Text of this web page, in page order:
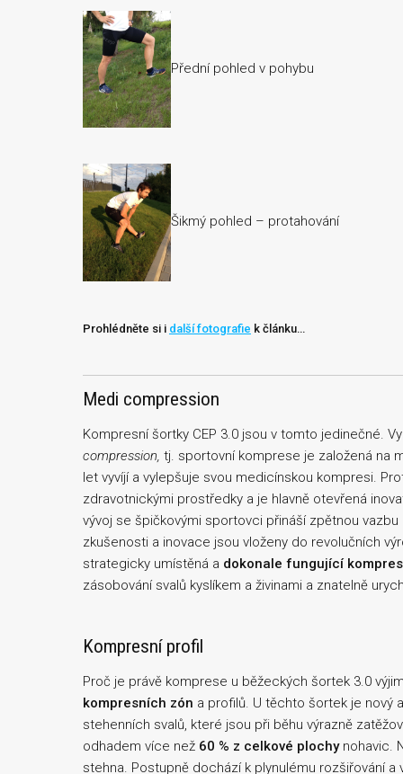
Přední pohled v pohybu
Šikmý pohled – protahování
Prohlédněte si i další fotografie k článku…
Medi compression
Kompresní šortky CEP 3.0 jsou v tomto jedinečné.
compression, tj. sportovní komprese je založená na
let vyvíjí a vylepšuje svou medicínskou kompresi.
zdravotnickými prostředky a je hlavně otevřená
vývoj se špičkovými sportovci přináší zpětnou
zkušenosti a inovace jsou vloženy do revolučních
strategicky umístěná a dokonale fungující
zásobování svalů kyslíkem a živinami a znatelně
Kompresní profil
Proč je právě komprese u běžeckých šortek 3.0
kompresních zón a profilů. U těchto šortek je nový
stehenních svalů, které jsou při běhu výrazně
odhadem více než 60 % z celkové plochynohavic.
stehna. Postupně dochází k plynulému rozšiřování